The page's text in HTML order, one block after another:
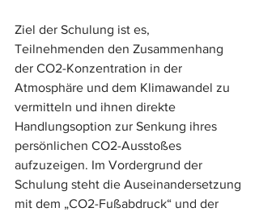
Ziel der Schulung ist es,
Teilnehmenden den Zusammenhang
der CO2-Konzentration in der
Atmosphäre und dem Klimawandel zu
vermitteln und ihnen direkte
Handlungsoption zur Senkung ihres
persönlichen CO2-Ausstoßes
aufzuzeigen. Im Vordergrund der
Schulung steht die Auseinandersetzung
mit dem „CO2-Fußabdruck“ und der